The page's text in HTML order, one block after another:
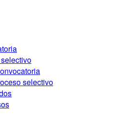
selectivo